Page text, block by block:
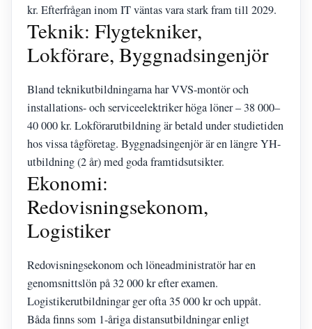
kr. Efterfrågan inom IT väntas vara stark fram till 2029.
Teknik: Flygtekniker,
Lokförare, Byggnadsingenjör
Bland teknikutbildningarna har VVS-montör och
installations- och serviceelektriker höga löner – 38 000–
40 000 kr. Lokförarutbildning är betald under studietiden
hos vissa tågföretag. Byggnadsingenjör är en längre YH-
utbildning (2 år) med goda framtidsutsikter.
Ekonomi:
Redovisningsekonom,
Logistiker
Redovisningsekonom och löneadministratör har en
genomsnittslön på 32 000 kr efter examen.
Logistikerutbildningar ger ofta 35 000 kr och uppåt.
Båda finns som 1-åriga distansutbildningar enligt